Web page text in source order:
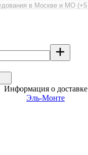
Информация о доставке
Эль-Монте